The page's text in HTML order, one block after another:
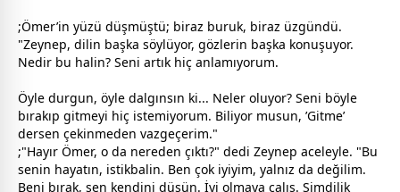
;Ömer’in yüzü düşmüştü; biraz buruk, biraz üzgündü.
"Zeynep, dilin başka söylüyor, gözlerin başka konuşuyor.
Nedir bu halin? Seni artık hiç anlamıyorum.
Öyle durgun, öyle dalgınsın ki... Neler oluyor? Seni böyle
bırakıp gitmeyi hiç istemiyorum. Biliyor musun, ’Gitme’
dersen çekinmeden vazgeçerim."
;"Hayır Ömer, o da nereden çıktı?" dedi Zeynep aceleyle. "Bu
senin hayatın, istikbalin. Ben çok iyiyim, yalnız da değilim.
Beni bırak, sen kendini düşün. İyi olmaya çalış. Şimdilik